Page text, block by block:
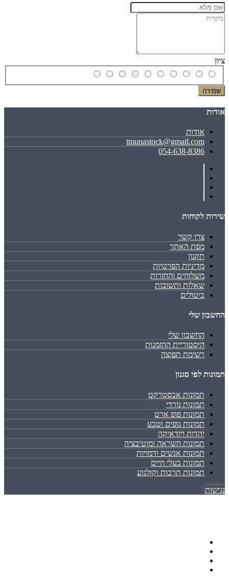
ציון
שמירה
אודות
אודות
tmunastock@gmail.com
054-638-8386
שירות לקוחות
צרו קשר
מפת האתר
תקנון
מדיניות הפרטיות
משלוחים והחזרות
שאלות ותשובות
ביטולים
החשבון שלי
החשבון שלי
היסטוריית ההזמנות
רשימת תפוצה
תמונות לפי סגנון
תמונות אבסטרקט
תמונות נורדי
תמונות פופ ארט
תמונות נופים וטבע
יהדות ויודאיקה
תמונות השראה ומוטיבציה
תמונות אנשים ודמויות
תמונות בעלי חיים
תמונות תרבות וקולנוע
נגישות